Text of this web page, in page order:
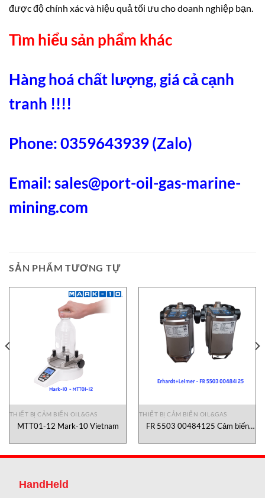
được độ chính xác và hiệu quả tối ưu cho doanh nghiệp bạn.
Tìm hiểu sản phẩm khác
Hàng hoá chất lượng, giá cả cạnh
tranh !!!!
Phone: 0359643939 (Zalo)
Email:sales@port-oil-gas-marine-
mining.com
SẢN PHẨM TƯƠNG TỰ
THIẾT BỊ CẢM BIẾN OIL&GAS
MTT01-12 Mark-10 Vietnam
THIẾT BỊ CẢM BIẾN OIL&GAS
FR 5503 00484125 Cảm biến
HandHeld